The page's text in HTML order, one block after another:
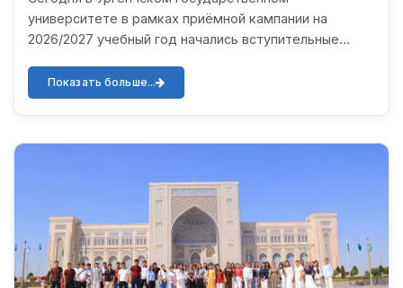
университете в рамках приёмной кампании на
2026/2027 учебный год начались вступительные
Абитуриенты принимают участ...
Показать больше...